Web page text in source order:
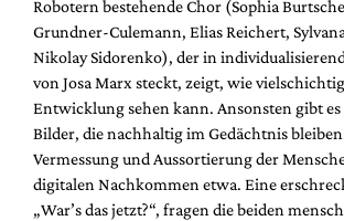
Robotern bestehende Chor (Sophia
Grundner-Culemann, Elias Reichert,
Nikolay Sidorenko), der in
von Josa Marx steckt, zeigt, wie
Entwicklung sehen kann. Ansonsten gibt
Bilder, die nachhaltig im Gedächtnis
Vermessung und Aussortierung der
digitalen Nachkommen etwa. Eine
„War’s das jetzt?“, fragen die beiden